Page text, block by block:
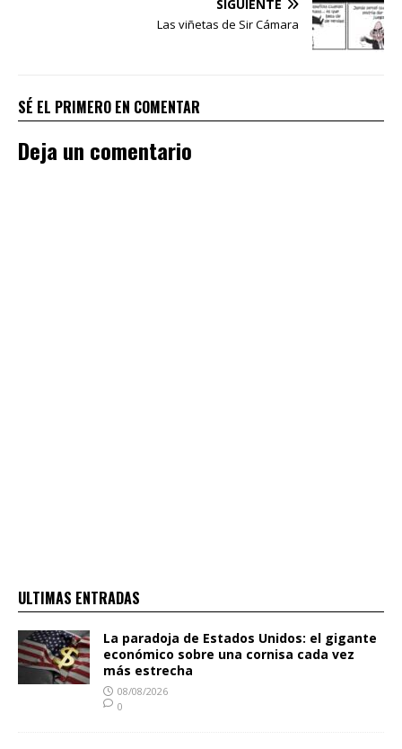
SIGUIENTE
Las viñetas de Sir Cámara
SÉ EL PRIMERO EN COMENTAR
Deja un comentario
ULTIMAS ENTRADAS
La paradoja de Estados Unidos: el gigante
económico sobre una cornisa cada vez
más estrecha
08/08/2026
0